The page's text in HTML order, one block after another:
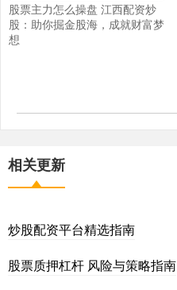
股票主力怎么操盘 江西配资炒
股：助你掘金股海，成就财富梦
想
相关更新
炒股配资平台精选指南
股票质押杠杆 风险与策略指南